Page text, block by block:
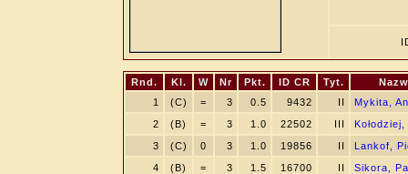
Rnd. Kl. W Nr Pkt. ID CR Tyt.
1
(C) = 3 0.5 9432 II
Mykita,
2
(B) = 3 1.0 22502 III
3
(C) 0 3 1.0 19856 II
Lankof,
4
(B) = 3 1.5 16700 II
Sikora,